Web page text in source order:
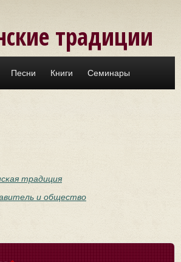
традиции
Песни Книги Семинары
традиция
и общество